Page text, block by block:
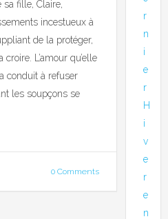
sa fille, Claire,
incestueux à
de la protéger,
L’amour qu’elle
conduit à refuser
les soupçons se
0 Comments
r
n
i
e
r
H
i
v
e
r
e
n